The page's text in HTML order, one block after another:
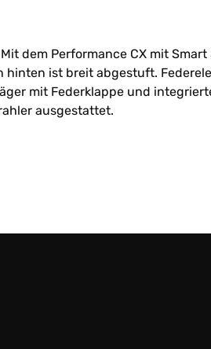
dem Performance CX mit Smart
ist breit abgestuft.
mit Federklappe und
ausgestattet.